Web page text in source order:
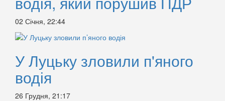
02 Січня, 22:44
У Луцьку зловили п'яного
водія
26 Грудня, 21:17